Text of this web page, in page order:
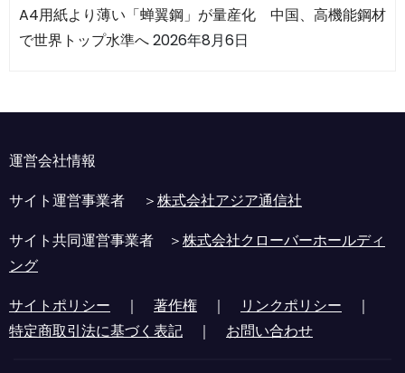
A4用紙より薄い「蝉翼鋼」が量産化 中国、高機能鋼材
で世界トップ水準へ2026年8月6日
運営会社情報
サイト運営事業者 ＞株式会社アジア通信社
サイト共同運営事業者 ＞株式会社クローバーホールディ
ング
サイトポリシー ｜ 著作権 ｜ リンクポリシー ｜
特定商取引法に基づく表記 ｜ お問い合わせ